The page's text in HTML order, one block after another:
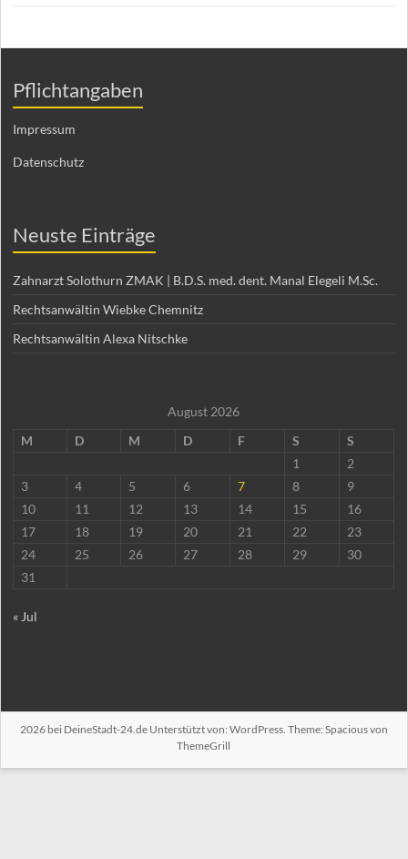
Pflichtangaben
Impressum
Datenschutz
Neuste Einträge
Zahnarzt Solothurn ZMAK | B.D.S. med. dent. Manal Elegeli M.Sc.
Rechtsanwältin Wiebke Chemnitz
Rechtsanwältin Alexa Nitschke
August 2026
M
D M D F S
S
1
2
3
4 5 6 7 8
9
10
11 12 13 14 15
16
17
18 19 20 21 22
23
24
25 26 27 28 29
30
31
« Jul
2026 bei DeineStadt-24.deUnterstützt von: WordPress. Theme: Spacious von
ThemeGrill